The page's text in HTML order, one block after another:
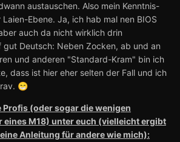
austauschen. Also mein Kenntnis-
Ebene. Ja, ich hab mal nen BIOS
auch da nicht wirklich drin
gut Deutsch: Neben Zocken, ab und an
und anderen "Standard-Kram" bin ich
dass ist hier eher selten der Fall und ich
😁
Profis (oder sogar die wenigen
eines M18) unter euch (vielleicht ergibt
Anleitung für andere wie mich):